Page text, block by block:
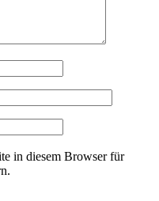
in diesem Browser für